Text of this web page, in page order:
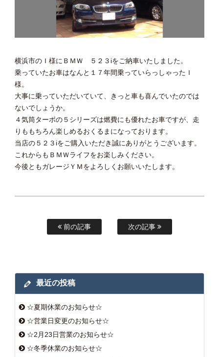
横浜市のＩ様にＢＭＷ ５２３iをご納車いたしました。
乗っていたお車はなんと１７年間乗っていらっしゃったＩ
様。
大事に乗っていただいていて、きっと車も喜んでいたのでは
ないでしょうか。
４気筒ターボの５シリーズは燃費にも優れたお車ですが、走
りももちろん楽しめるおくるまになっております。
当店の５２３iをご購入いただき誠にありがとうございます。
これからもＢＭＷライフをお楽しみください。
今後ともガレージＹＭをよろしくお願いいたします。
前の記事 次の記事
最近の投稿
☆夏期休業のお知らせ☆
☆営業日変更のお知らせ☆
☆2月23日営業のお知らせ☆
☆冬季休業のお知らせ☆